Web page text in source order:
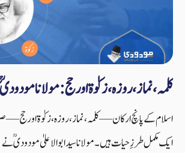
کلمہ، نماز، روزہ، زکوٰۃ اور حج: مولانا
اسلام کے پانچ ارکان—کلمہ، نماز، روزہ، زکوٰۃ اور
ایک مکمل طرزِ حیات ہیں۔ مولانا سید ابوالاعلیٰ مودودیؒ نے